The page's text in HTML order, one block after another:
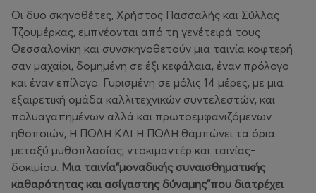
Οι δυο σκηνοθέτες, Χρήστος Πασσαλής και Σύλλας
Τζουμέρκας, εμπνέονται από τη γενέτειρά τους
Θεσσαλονίκη και συνσκηνοθετούν μια ταινία κοφτερή
σαν μαχαίρι, δομημένη σε έξι κεφάλαια, έναν πρόλογο
και έναν επίλογο. Γυρισμένη σε μόλις 14 μέρες, με μια
εξαιρετική ομάδα καλλιτεχνικών συντελεστών, και
πολυαγαπημένων αλλά και πρωτοεμφανιζόμενων
ηθοποιών, Η ΠΟΛΗ ΚΑΙ Η ΠΟΛΗ θαμπώνει τα όρια
μεταξύ μυθοπλασίας, ντοκιμαντέρ και ταινίας-
δοκιμίου. Μια ταινία”μοναδικής συναισθηματικής
καθαρότητας και ασίγαστης δύναμης”που διατρέχει